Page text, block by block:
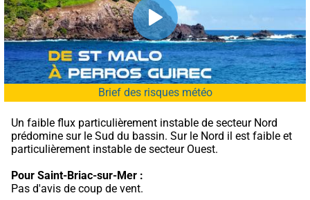
Brief des risques météo
Un faible flux particulièrement instable de secteur Nord
prédomine sur le Sud du bassin. Sur le Nord il est faible et
particulièrement instable de secteur Ouest.
Pour Saint-Briac-sur-Mer :
Pas d'avis de coup de vent.